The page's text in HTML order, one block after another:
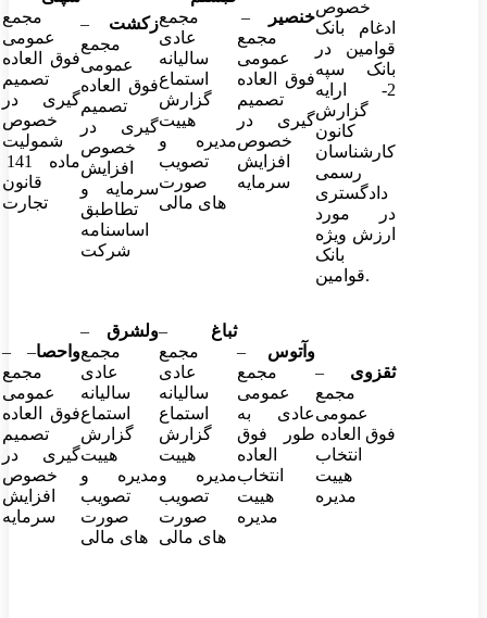
خصوص
ادغام بانک
قوامین در
بانک سپه
2- ارایه
گزارش
کانون
کارشناسان
رسمی
دادگستری
در مورد
ارزش ویژه
بانک
قوامین.
خنصیر –
مجمع
عمومی
فوق العاده
تصمیم
گیری در
خصوص
افزایش
سرمایه
مجمع
عادی
سالیانه
استماع
گزارش
هییت
مدیره و
تصویب
صورت
های مالی
زکشت –
مجمع
عمومی
فوق العاده
تصمیم
گیری در
خصوص
افزایش
سرمایه و
تطاطبق
اساسنامه
شرکت
مجمع
عمومی
فوق العاده
تصمیم
گیری در
خصوص
شمولیت
قانون
تجارت
ثقزوی –
مجمع
عمومی
فوق العاده
انتخاب
هییت
مدیره
وآتوس –
مجمع
عمومی
عادی به
طور فوق
العاده
انتخاب
هییت
مدیره
ثباغ –
مجمع
عادی
سالیانه
استماع
گزارش
هییت
مدیره و
تصویب
صورت
های مالی
ولشرق –
مجمع
عادی
سالیانه
استماع
گزارش
هییت
مدیره و
تصویب
صورت
های مالی
واحصا– –
مجمع
عمومی
فوق العاده
تصمیم
گیری در
خصوص
افزایش
سرمایه